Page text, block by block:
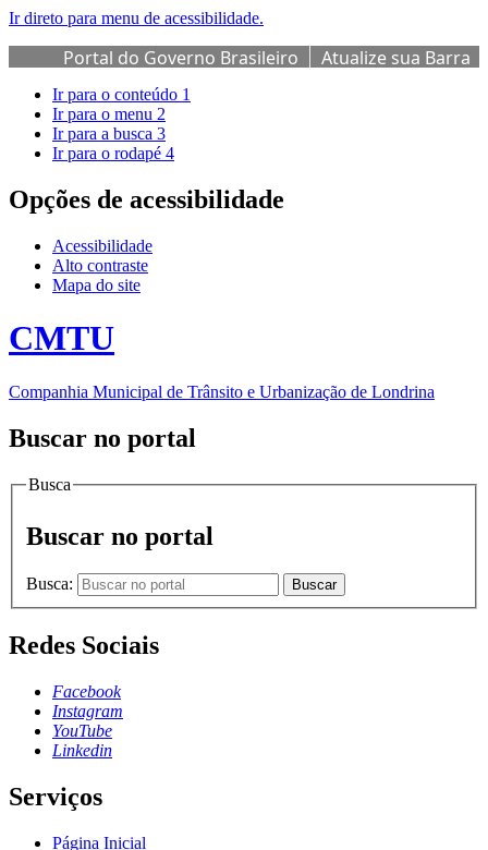
Ir direto para menu de acessibilidade.
Portal do Governo Brasileiro
Atualize sua Barra
de Governo
Ir para o conteúdo 1
Ir para o menu 2
Ir para a busca 3
Ir para o rodapé 4
Opções de acessibilidade
Acessibilidade
Alto contraste
Mapa do site
CMTU
Companhia Municipal de Trânsito e Urbanização de Londrina
Buscar no portal
Busca
Buscar no portal
Busca: Buscar
Redes Sociais
Facebook
Instagram
YouTube
Linkedin
Serviços
Página Inicial